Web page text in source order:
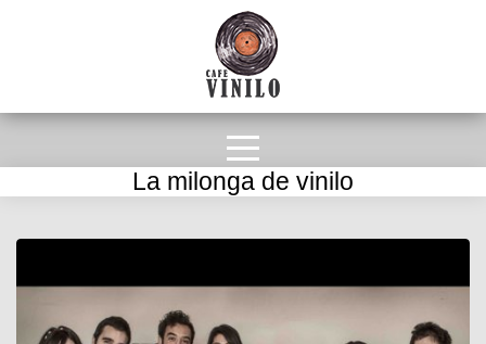
La milonga de vinilo